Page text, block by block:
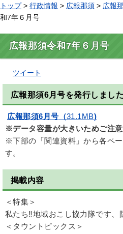
トップ> 行政情報 > 広報那須 > 広報
和7年６月号
広報那須令和7年６月号
ツイート
広報那須6月号を発行しました
広報那須6月号 （31.1MB)
※データ容量が大きいためご注意
※下部の「関連資料」から各ペ
す。
掲載内容
＜特集＞
私たち‼地域おこし協力隊です、
＜タウントピックス＞